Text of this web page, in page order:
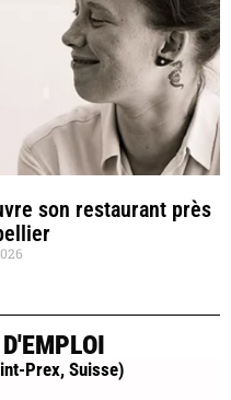
son restaurant près
Prex, Suisse)